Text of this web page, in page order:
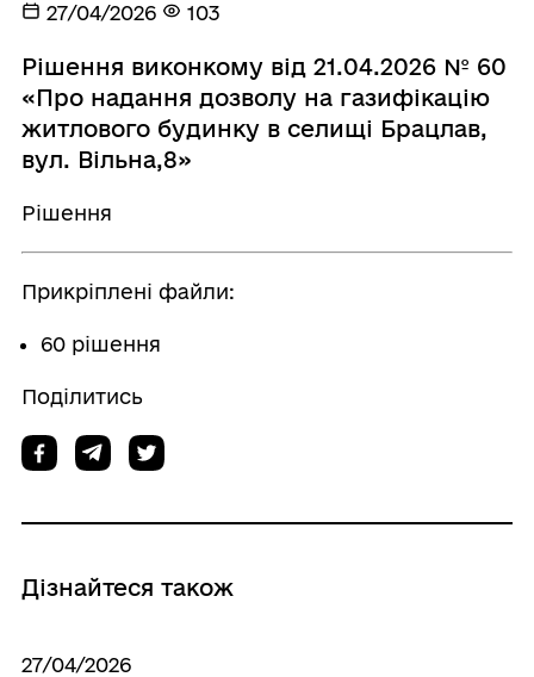
27/04/2026 103
Рішення виконкому від 21.04.2026 № 60
«Про надання дозволу на газифікацію
житлового будинку в селищі Брацлав,
вул. Вільна,8»
Рішення
Прикріплені файли:
60 рішення
Поділитись
Дізнайтеся також
27/04/2026